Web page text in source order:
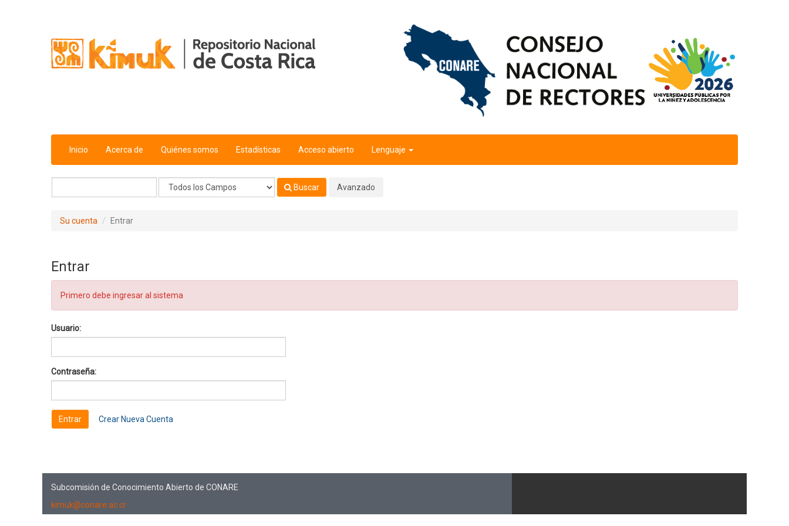
Inicio Acerca de Quiénes somos Estadísticas Acceso abierto Lenguaje
Buscar Avanzado
Su cuenta Entrar
Entrar
Primero debe ingresar al sistema
Usuario:
Contraseña:
Crear Nueva Cuenta
Subcomisión de Conocimiento Abierto de CONARE
kimuk@conare.ac.cr